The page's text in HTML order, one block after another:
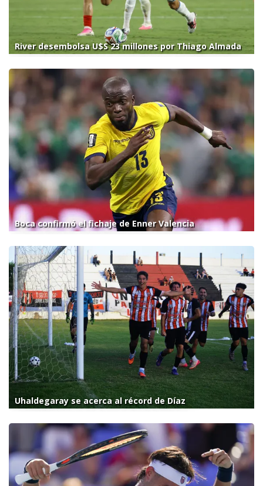
River desembolsa U$S 23 millones por Thiago Almada
Boca confirmó el fichaje de Enner Valencia
Uhaldegaray se acerca al récord de Díaz